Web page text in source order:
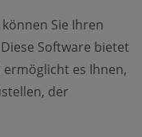
Sie Ihren
Software bietet
es Ihnen,
der